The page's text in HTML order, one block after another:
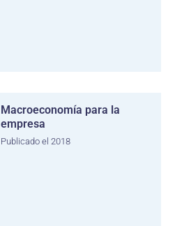
Macroeconomía para la
empresa
Publicado el 2018